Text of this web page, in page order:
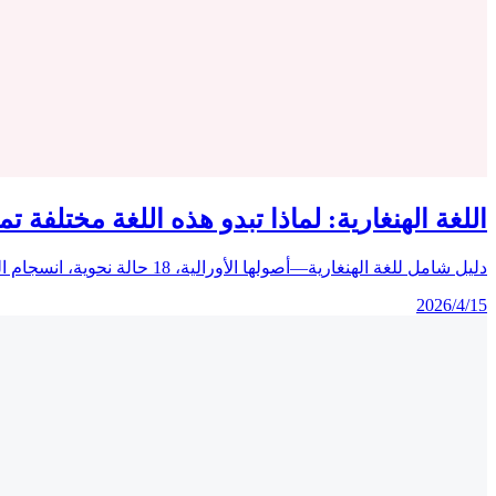
اللغة الهنغارية: لماذا تبدو هذه اللغة مختلفة
دليل شامل للغة الهنغارية—أصولها الأورالية، 18 حالة نحوية، انسجام الحروف المتحركة، بنيتها اللصقية، تقاليدها الأدبية الغنية، ونصائح عملية للمتعلمين والمترجمين.
2026/4/15